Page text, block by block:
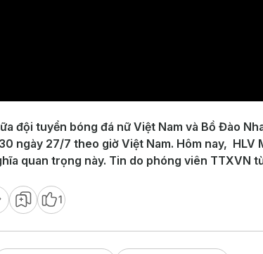
đội tuyển bóng đá nữ Việt Nam và Bồ Đào
ngày 27/7 theo giờ Việt Nam. Hôm nay,
quan trọng này. Tin do phóng viên TTXVN
1